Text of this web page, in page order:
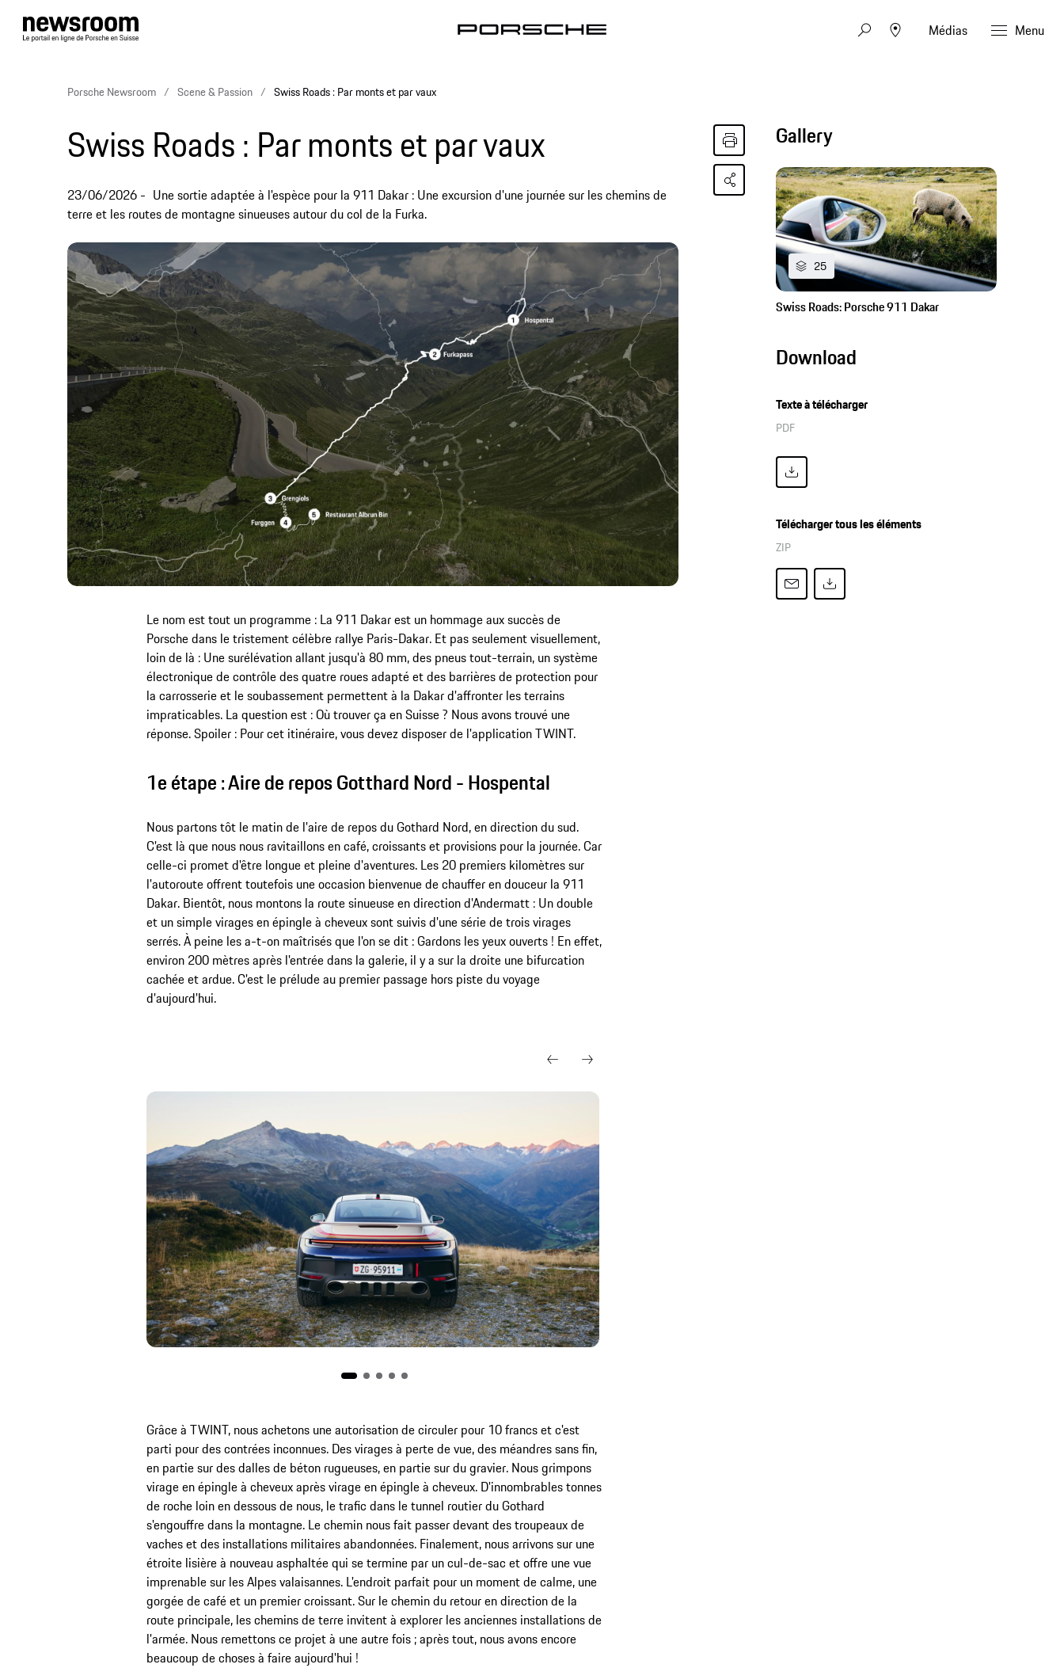
Médias Menu
Porsche Newsroom Scene & Passion Swiss Roads : Par monts et par vaux
Swiss Roads : Par monts et par vaux
23/06/2026
Une sortie adaptée à l'espèce pour la 911 Dakar : Une excursion d'une journée sur les chemins de
terre et les routes de montagne sinueuses autour du col de la Furka.
Le nom est tout un programme : La 911 Dakar est un hommage aux succès de
Porsche dans le tristement célèbre rallye Paris-Dakar. Et pas seulement visuellement,
loin de là : Une surélévation allant jusqu'à 80 mm, des pneus tout-terrain, un système
électronique de contrôle des quatre roues adapté et des barrières de protection pour
la carrosserie et le soubassement permettent à la Dakar d'affronter les terrains
impraticables. La question est : Où trouver ça en Suisse ? Nous avons trouvé une
réponse. Spoiler : Pour cet itinéraire, vous devez disposer de l'application TWINT.
1e étape : Aire de repos Gotthard Nord - Hospental
Nous partons tôt le matin de l'aire de repos du Gothard Nord, en direction du sud.
C'est là que nous nous ravitaillons en café, croissants et provisions pour la journée. Car
celle-ci promet d'être longue et pleine d'aventures. Les 20 premiers kilomètres sur
l'autoroute offrent toutefois une occasion bienvenue de chauffer en douceur la 911
Dakar. Bientôt, nous montons la route sinueuse en direction d'Andermatt : Un double
et un simple virages en épingle à cheveux sont suivis d'une série de trois virages
serrés. À peine les a-t-on maîtrisés que l'on se dit : Gardons les yeux ouverts ! En effet,
environ 200 mètres après l'entrée dans la galerie, il y a sur la droite une bifurcation
cachée et ardue. C'est le prélude au premier passage hors piste du voyage
d'aujourd'hui.
Grâce à TWINT, nous achetons une autorisation de circuler pour 10 francs et c'est
parti pour des contrées inconnues. Des virages à perte de vue, des méandres sans fin,
en partie sur des dalles de béton rugueuses, en partie sur du gravier. Nous grimpons
virage en épingle à cheveux après virage en épingle à cheveux. D'innombrables tonnes
de roche loin en dessous de nous, le trafic dans le tunnel routier du Gothard
s'engouffre dans la montagne. Le chemin nous fait passer devant des troupeaux de
vaches et des installations militaires abandonnées. Finalement, nous arrivons sur une
étroite lisière à nouveau asphaltée qui se termine par un cul-de-sac et offre une vue
imprenable sur les Alpes valaisannes. L'endroit parfait pour un moment de calme, une
gorgée de café et un premier croissant. Sur le chemin du retour en direction de la
route principale, les chemins de terre invitent à explorer les anciennes installations de
l'armée. Nous remettons ce projet à une autre fois ; après tout, nous avons encore
beaucoup de choses à faire aujourd'hui !
Gallery
25
Swiss Roads: Porsche 911 Dakar
Download
Texte à télécharger
PDF
Télécharger tous les éléments
ZIP